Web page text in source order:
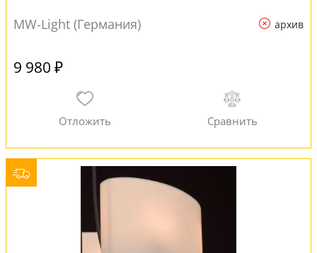
MW-Light (Германия) архив
9 980 ₽